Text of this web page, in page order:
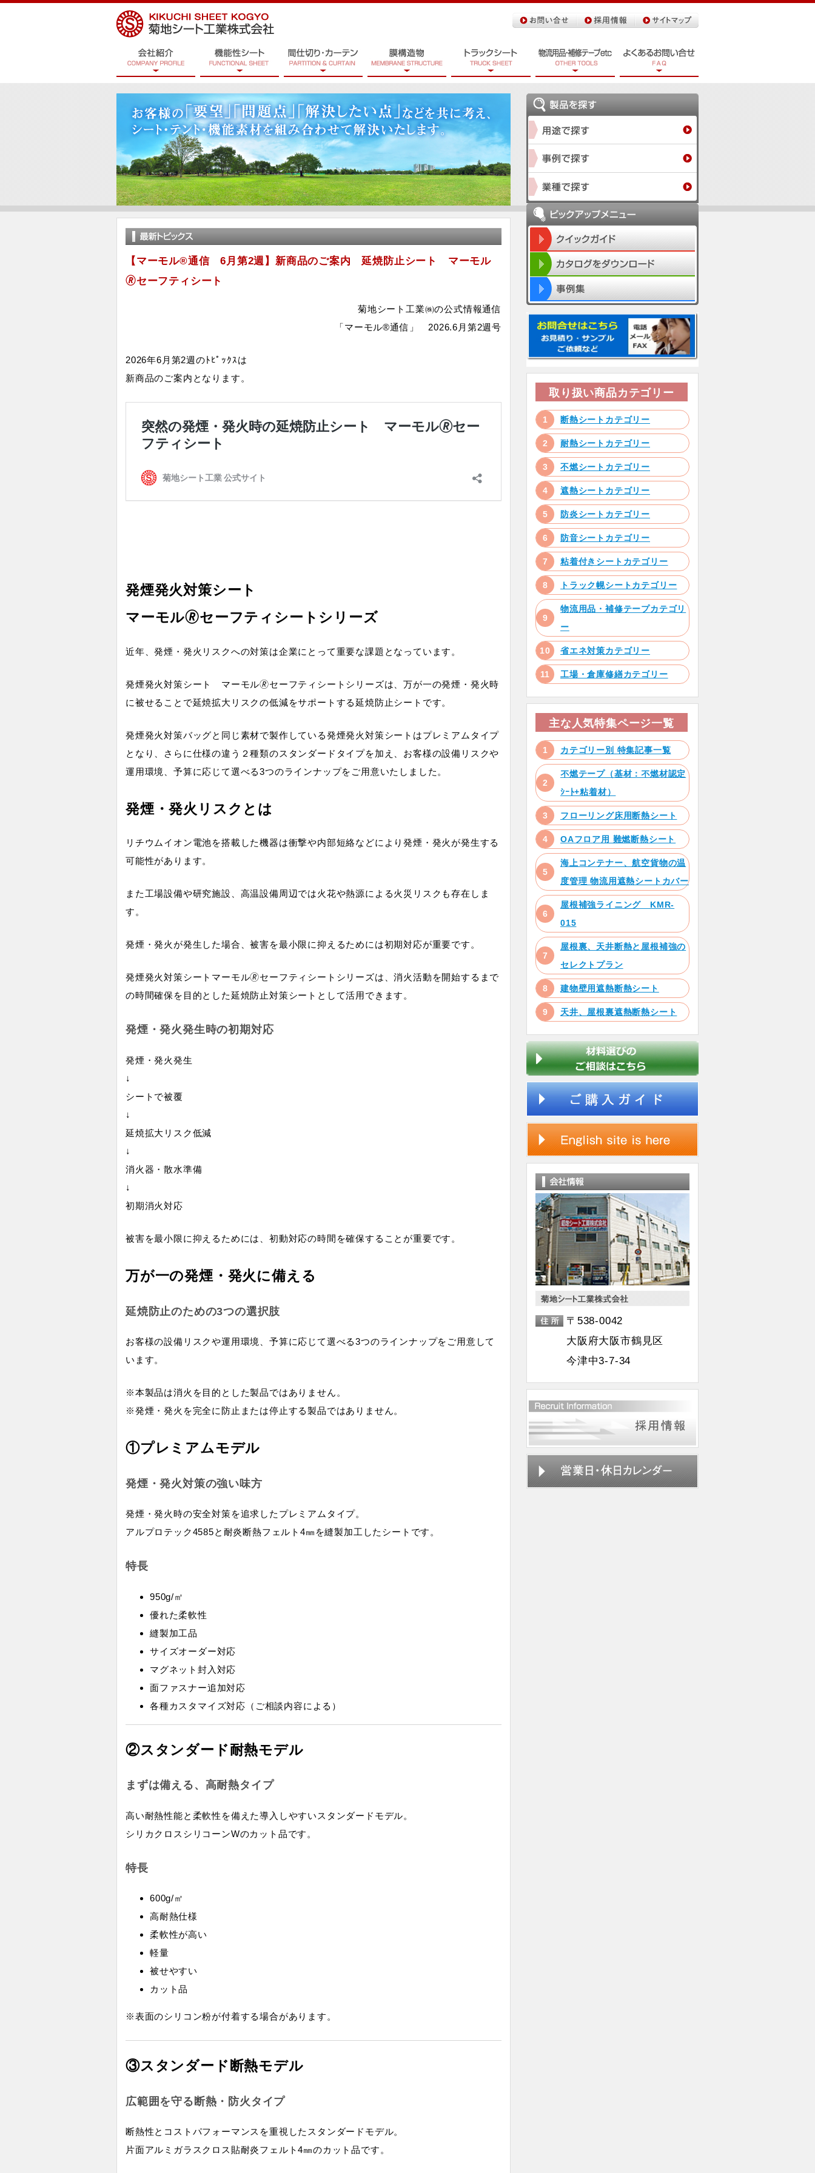
【マーモル®通信 6月第2週】新商品のご案内 延焼防止シート マーモル
🄬セーフティシート
菊地シート工業㈱の公式情報通信
「マーモル®通信」 2026.6月第2週号
2026年6月第2週のﾄﾋﾟｯｸｽは
新商品のご案内となります。
発煙発火対策シート
マーモル🄬セーフティシートシリーズ
近年、発煙・発火リスクへの対策は企業にとって重要な課題となっています。
発煙発火対策シート マーモル🄬セーフティシートシリーズは、万が一の発煙・発火時
に被せることで延焼拡大リスクの低減をサポートする延焼防止シートです。
発煙発火対策バッグと同じ素材で製作している発煙発火対策シートはプレミアムタイプ
となり、さらに仕様の違う２種類のスタンダードタイプを加え、お客様の設備リスクや
運用環境、予算に応じて選べる3つのラインナップをご用意いたしました。
発煙・発火リスクとは
リチウムイオン電池を搭載した機器は衝撃や内部短絡などにより発煙・発火が発生する
可能性があります。
また工場設備や研究施設、高温設備周辺では火花や熱源による火災リスクも存在しま
す。
発煙・発火が発生した場合、被害を最小限に抑えるためには初期対応が重要です。
発煙発火対策シートマーモル🄬セーフティシートシリーズは、消火活動を開始するまで
の時間確保を目的とした延焼防止対策シートとして活用できます。
発煙・発火発生時の初期対応
発煙・発火発生
↓
シートで被覆
↓
延焼拡大リスク低減
↓
消火器・散水準備
↓
初期消火対応
被害を最小限に抑えるためには、初動対応の時間を確保することが重要です。
万が一の発煙・発火に備える
延焼防止のための3つの選択肢
お客様の設備リスクや運用環境、予算に応じて選べる3つのラインナップをご用意して
います。
※本製品は消火を目的とした製品ではありません。
※発煙・発火を完全に防止または停止する製品ではありません。
①プレミアムモデル
発煙・発火対策の強い味方
発煙・発火時の安全対策を追求したプレミアムタイプ。
アルプロテック4585と耐炎断熱フェルト4㎜を縫製加工したシートです。
特長
950g/㎡
優れた柔軟性
縫製加工品
サイズオーダー対応
マグネット封入対応
面ファスナー追加対応
各種カスタマイズ対応（ご相談内容による）
②スタンダード耐熱モデル
まずは備える、高耐熱タイプ
高い耐熱性能と柔軟性を備えた導入しやすいスタンダードモデル。
シリカクロスシリコーンWのカット品です。
特長
600g/㎡
高耐熱仕様
柔軟性が高い
軽量
被せやすい
カット品
※表面のシリコン粉が付着する場合があります。
③スタンダード断熱モデル
広範囲を守る断熱・防火タイプ
断熱性とコストパフォーマンスを重視したスタンダードモデル。
片面アルミガラスクロス貼耐炎フェルト4㎜のカット品です。
取り扱い商品カテゴリー
断熱シートカテゴリー
耐熱シートカテゴリー
不燃シートカテゴリー
遮熱シートカテゴリー
防炎シートカテゴリー
防音シートカテゴリー
粘着付きシートカテゴリー
トラック幌シートカテゴリー
物流用品・補修テープカテゴリ
ー
省エネ対策カテゴリー
工場・倉庫修繕カテゴリー
主な人気特集ページ一覧
カテゴリー別 特集記事一覧
不燃テープ（基材：不燃材認定
ｼｰﾄ+粘着材）
フローリング床用断熱シート
OAフロア用 難燃断熱シート
海上コンテナー、航空貨物の温
度管理 物流用遮熱シートカバー
屋根補強ライニング KMR-
015
屋根裏、天井断熱と屋根補強の
セレクトプラン
建物壁用遮熱断熱シート
天井、屋根裏遮熱断熱シート
〒538-0042
大阪府大阪市鶴見区
今津中3-7-34